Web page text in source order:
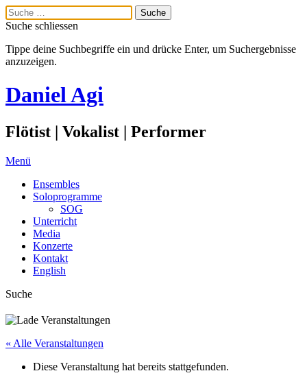
Suche schliessen
Tippe deine Suchbegriffe ein und drücke Enter, um Suchergebnisse
anzuzeigen.
Daniel Agi
Flötist | Vokalist | Performer
Menü
Ensembles
Soloprogramme
SOG
Unterricht
Media
Konzerte
Kontakt
English
Suche
« Alle Veranstaltungen
Diese Veranstaltung hat bereits stattgefunden.